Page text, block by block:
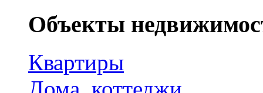
Объекты
Квартиры